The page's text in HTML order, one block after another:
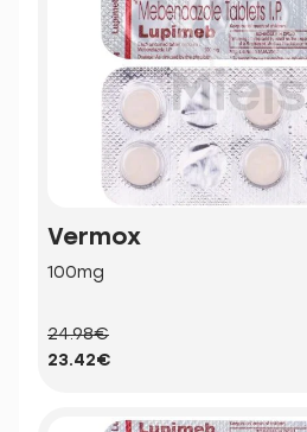
Vermox
100mg
24.98€
23.42€